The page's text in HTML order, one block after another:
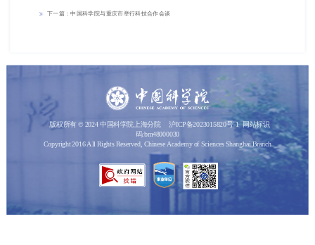
下一篇：中国科学院与重庆市举行科技合作会谈
版权所有 © 2024 中国科学院上海分院 沪ICP备2023015820号-1 网站标识
码:bm48000030
Copyright 2016 All Rights Reserved, Chinese Academy of Sciences Shanghai Branch